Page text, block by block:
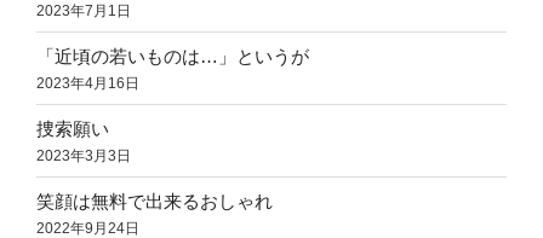
2023年7月1日
「近頃の若いものは…」というが
2023年4月16日
捜索願い
2023年3月3日
笑顔は無料で出来るおしゃれ
2022年9月24日